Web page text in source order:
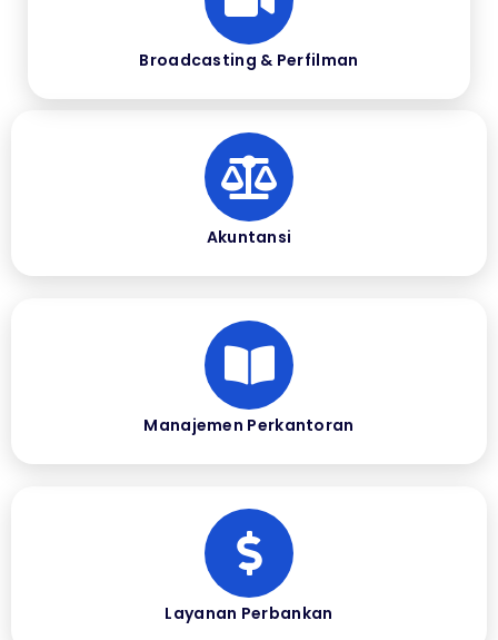
Broadcasting & Perfilman
Akuntansi
Manajemen Perkantoran
Layanan Perbankan